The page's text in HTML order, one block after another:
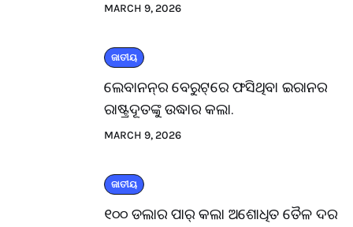
MARCH 9, 2026
ଜାତୀୟ
ଲେବାନନ୍‌ର ବେରୁଟ୍‌ରେ ଫସିଥିବା ଇରାନର
ରାଷ୍ଟ୍ରଦୂତଙ୍କୁ ଉଦ୍ଧାର କଲା.
MARCH 9, 2026
ଜାତୀୟ
୧୦୦ ଡଲାର ପାର୍ କଲା ଅଶୋଧିତ ତୈଳ ଦର